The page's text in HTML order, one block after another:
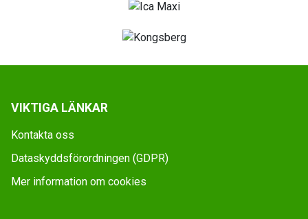
VIKTIGA LÄNKAR
Kontakta oss
Dataskyddsförordningen (GDPR)
Mer information om cookies